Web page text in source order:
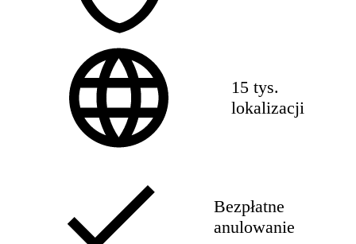
15 tys.
lokalizacji
Bezpłatne
anulowanie